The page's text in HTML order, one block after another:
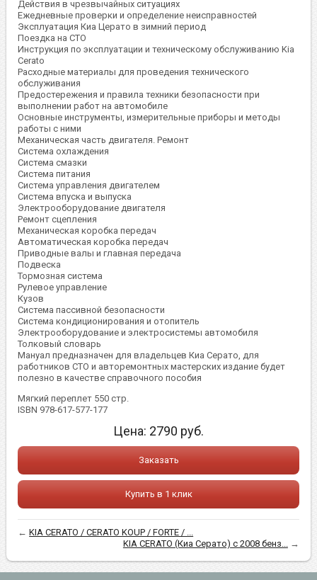
Действия в чрезвычайных ситуациях
Ежедневные проверки и определение неисправностей
Эксплуатация Киа Церато в зимний период
Поездка на СТО
Инструкция по эксплуатации и техническому обслуживанию Kia
Cerato
Расходные материалы для проведения технического
обслуживания
Предостережения и правила техники безопасности при
выполнении работ на автомобиле
Основные инструменты, измерительные приборы и методы
работы с ними
Механическая часть двигателя. Ремонт
Система охлаждения
Система смазки
Система питания
Система управления двигателем
Система впуска и выпуска
Электрооборудование двигателя
Ремонт сцепления
Механическая коробка передач
Автоматическая коробка передач
Приводные валы и главная передача
Подвеска
Тормозная система
Рулевое управление
Кузов
Система пассивной безопасности
Система кондиционирования и отопитель
Электрооборудование и электросистемы автомобиля
Толковый словарь
Мануал предназначен для владельцев Киа Серато, для
работников СТО и авторемонтных мастерских издание будет
полезно в качестве справочного пособия
Мягкий переплет 550 стр.
ISBN 978-617-577-177
Цена: 2790 руб.
Заказать
Купить в 1 клик
←KIA CERATO / CERATO KOUP / FORTE / ...
KIA CERATO (Киа Серато) с 2008 бенз...
→